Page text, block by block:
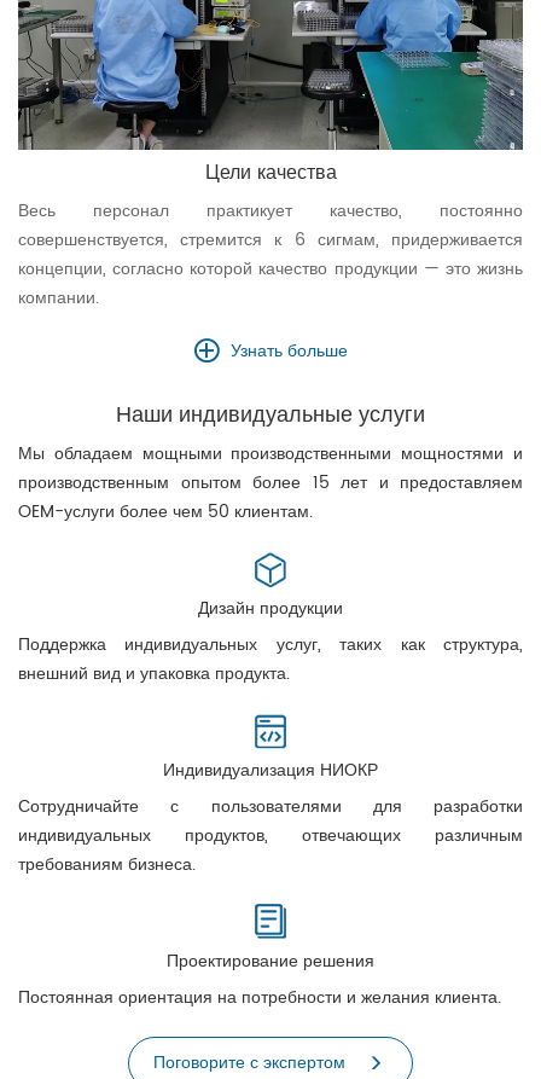
Цели качества
Весь персонал практикует качество, постоянно
совершенствуется, стремится к 6 сигмам, придерживается
концепции, согласно которой качество продукции — это жизнь
компании.
Узнать больше
Наши индивидуальныеуслуги
Мы обладаем мощными производственными мощностями и
производственным опытом более 15 лет и предоставляем
OEM-услуги более чем 50 клиентам.
Дизайн продукции
Поддержка индивидуальных услуг, таких как структура,
внешний вид и упаковка продукта.
Индивидуализация НИОКР
Сотрудничайте с пользователями для разработки
индивидуальных продуктов, отвечающих различным
требованиям бизнеса.
Проектирование решения
Постоянная ориентация на потребности и желания клиента.
Поговорите с экспертом